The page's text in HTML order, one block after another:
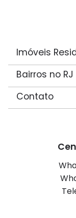
Imóveis
Bairros no RJ
Contato